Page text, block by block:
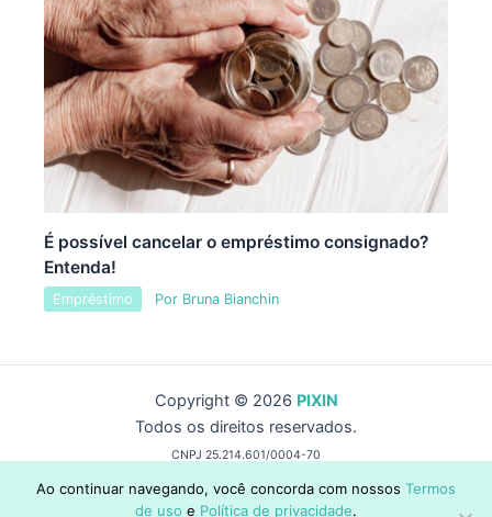
É possível cancelar o empréstimo consignado?
Entenda!
Empréstimo Por Bruna Bianchin
Copyright © 2026 PIXIN
Todos os direitos reservados.
CNPJ 25.214.601/0004-70
by Wise Capital Group
contato@pixin.com.br
Ao continuar navegando, você concorda com nossos Termos
de uso e Política de privacidade.